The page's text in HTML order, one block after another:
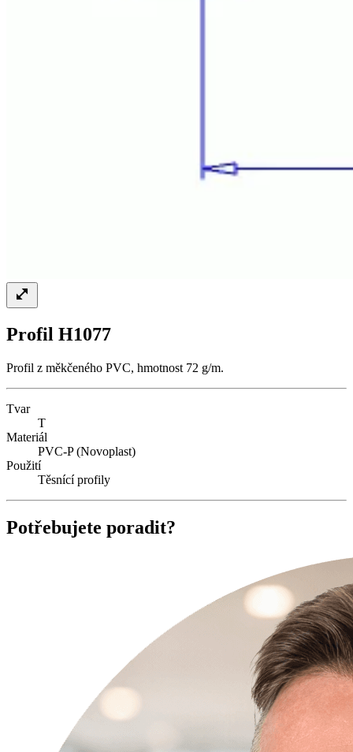
Profil H1077
Profil z měkčeného PVC, hmotnost 72 g/m.
Tvar
T
Materiál
PVC-P (Novoplast)
Použití
Těsnící profily
Potřebujete poradit?